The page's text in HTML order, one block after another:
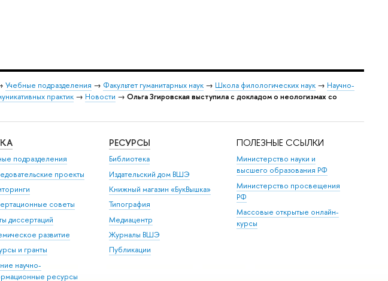
Учебные подразделения → Факультет гуманитарных наук → Школа филологических наук → Научно-
практик → Новости → Ольга Згировская выступила с докладом о неологизмах со
подразделения
проекты
советы
диссертаций
развитие
и гранты
научно-
ресурсы
РЕСУРСЫ
Библиотека
Издательский дом ВШЭ
Книжный магазин «БукВышка»
Типография
Медиацентр
Журналы ВШЭ
Публикации
ПОЛЕЗНЫЕ ССЫЛКИ
Министерство науки и
высшего образования РФ
Министерство просвещения
РФ
Массовые открытые онлайн-
курсы